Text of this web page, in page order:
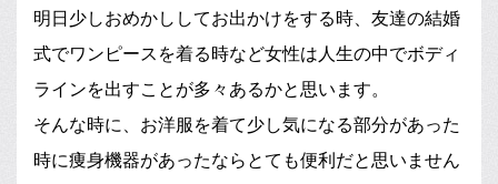
明日少しおめかししてお出かけをする時、友達の結婚
式でワンピースを着る時など女性は人生の中でボディ
ラインを出すことが多々あるかと思います。
そんな時に、お洋服を着て少し気になる部分があった
時に痩身機器があったならとても便利だと思いません